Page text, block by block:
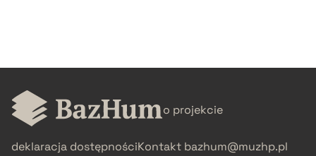
BIBTEX
o projekcie
deklaracja dostępnościKontakt bazhum@muzhp.pl